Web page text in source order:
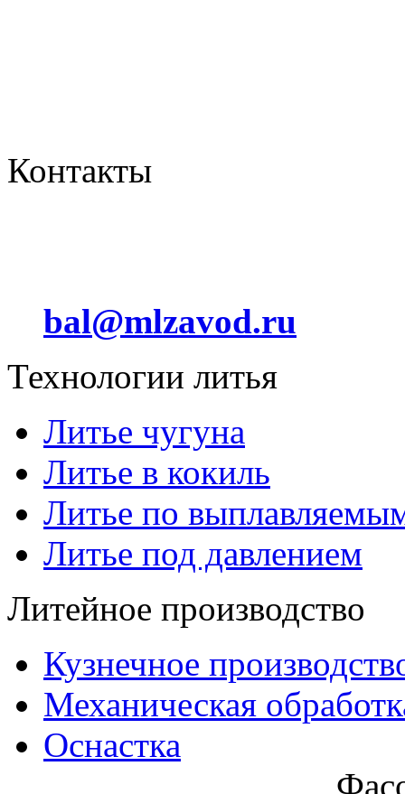
Контакты
bal@mlzavod.ru
Технологии литья
Литье чугуна
Литье в кокиль
Литье по
Литье под давлением
Литейное производство
Кузнечное
Механическая
Оснастка